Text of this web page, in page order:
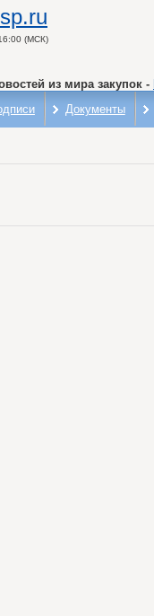
(МСК)
из мира закупок -
Документы